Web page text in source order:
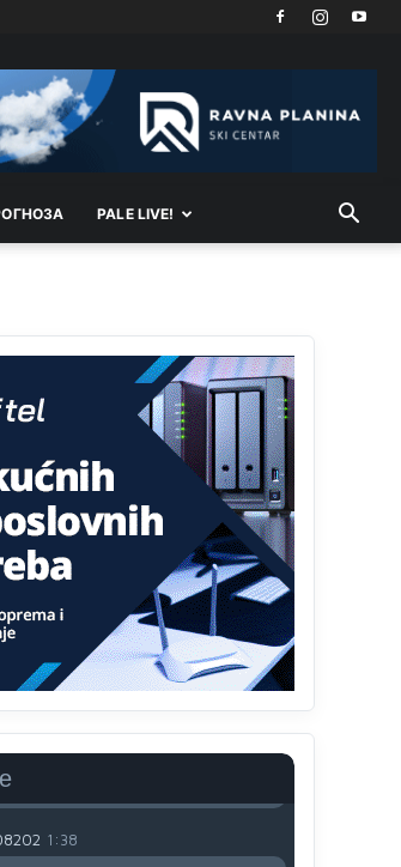
PALE LIVE!
.Da ne bi možda da vam
a da ne dolaze? Kurko
11:39
tri stvari jezik,karakter i
brani tri stvari:cast,prijatelja i
iskljuci tri stvari uvredu,neznanje
dok si ziv gaji tri stvari
i prijateljstvo!!
12:39
priznala Kosovo kao nezavisnu
tvorevina pravi smetnju a
je davno
priznala.Na svakom
Srbije stoji -uvoznik za Kosovo
12:45
čudom vojska Srbije "vrati" na
A imamo vojsku Kosova kojoj
dobro i da se što bolje opreme
1:38